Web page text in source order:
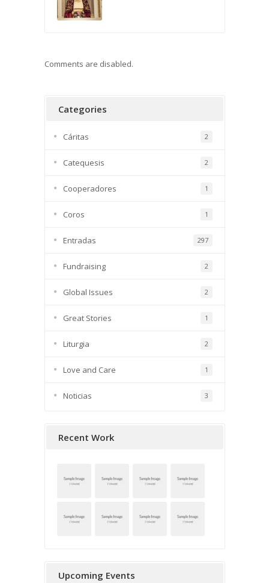
Comments are disabled.
Categories
Cáritas 2
Catequesis 2
Cooperadores 1
Coros 1
Entradas 297
Fundraising 2
Global Issues 2
Great Stories 1
Liturgia 2
Love and Care 1
Noticias 3
Recent Work
Upcoming Events